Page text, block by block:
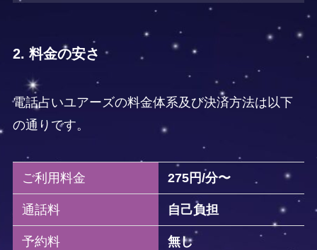
2. 料金の安さ
電話占いユアーズの料金体系及び決済方法は以下
の通りです。
ご利用料金 275円/分〜
通話料 自己負担
予約料 無し